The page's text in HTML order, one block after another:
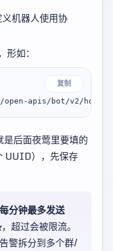
机器人使用协
形如：
复制
是后面夜莺里要填的
UUID），先保存
分钟最多发送
，超过会被限流。
警拆分到多个群/